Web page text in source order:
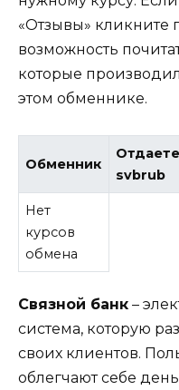
«Отзывы» кликните
возможность
которые
этом обменнике.
Обменник
svbrub
Нет
курсов
обмена
Связной банк –
система, которую
своих клиентов.
облегчают себе